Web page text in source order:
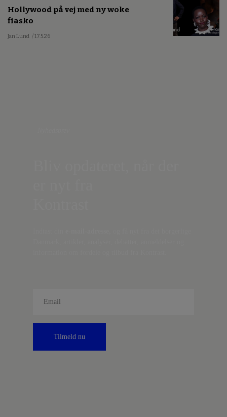
Hollywood på vej med ny woke
fiasko
Jan Lund / 17.5.26
Tilmeld nu